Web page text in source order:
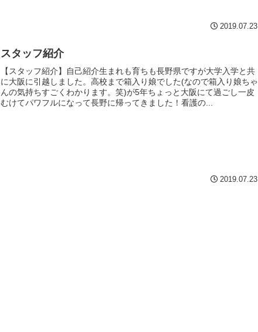
2019.07.23
スタッフ紹介
【スタッフ紹介】自己紹介生まれも育ちも長野県ですが大学入学と共
に大阪に引越しました。高校まで箱入り娘でした(なので箱入り娘ちゃ
んの気持ちすごくわかります。笑)が5年ちょっと大阪にて過ごし一皮
むけてパワフルになって長野に帰ってきました！看護の...
2019.07.23